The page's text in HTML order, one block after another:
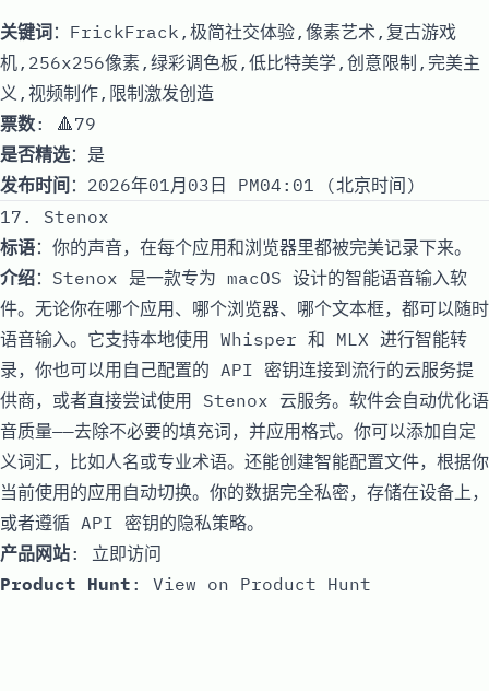
关键词 ：FrickFrack,极简社交体验,像素艺术,复古游戏
机,256x256像素,绿彩调色板,低比特美学,创意限制,完美主
义,视频制作,限制激发创造
票数: 🔺79
是否精选：是
发布时间 ：2026年01月03日 PM04:01 (北京时间)
17. Stenox
标语：你的声音，在每个应用和浏览器里都被完美记录下来。
介绍：Stenox 是一款专为 macOS 设计的智能语音输入软
件。无论你在哪个应用、哪个浏览器、哪个文本框，都可以随时
语音输入。它支持本地使用 Whisper 和 MLX 进行智能转
录，你也可以用自己配置的 API 密钥连接到流行的云服务提
供商，或者直接尝试使用 Stenox 云服务。软件会自动优化语
音质量——去除不必要的填充词，并应用格式。你可以添加自定
义词汇，比如人名或专业术语。还能创建智能配置文件，根据你
当前使用的应用自动切换。你的数据完全私密，存储在设备上，
或者遵循 API 密钥的隐私策略。
产品网站: 立即访问
Product Hunt : View on Product Hunt